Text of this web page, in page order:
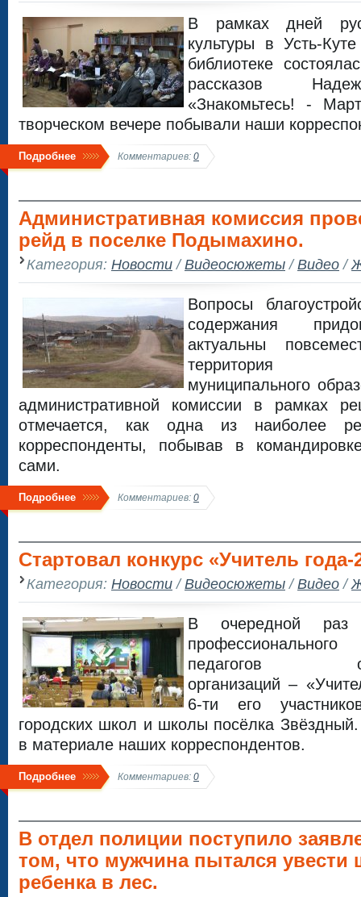
В рамках дней
культуры в Усть-
библиотеке
рассказов
«Знакомьтесь! -
творческом вечере побывали наши
Подробнее Комментариев: 0
Административная комиссия
рейд в поселке Подымахино.
Категория: Новости/Видеосюжеты/Видео/
Вопросы
содержания
актуальны
территория
муниципального
административной комиссии в рамках
отмечается, как одна из наиболее
корреспонденты, побывав в
сами.
Подробнее Комментариев: 0
Стартовал конкурс «Учитель года-
Категория: Новости/Видеосюжеты/Видео/
В очередной раз
педагогов
организаций –
6-ти его
городских школ и школы посёлка
в материале наших корреспондентов.
Подробнее Комментариев: 0
В отдел полиции поступило
том, что мужчина пытался увести
ребенка в лес.